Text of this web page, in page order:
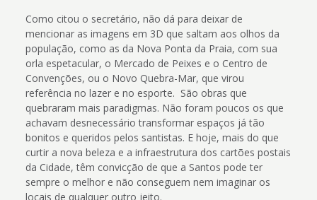
Como citou o secretário, não dá para deixar de
mencionar as imagens em 3D que saltam aos olhos da
população, como as da Nova Ponta da Praia, com sua
orla espetacular, o Mercado de Peixes e o Centro de
Convenções, ou o Novo Quebra-Mar, que virou
referência no lazer e no esporte. São obras que
quebraram mais paradigmas. Não foram poucos os que
achavam desnecessário transformar espaços já tão
bonitos e queridos pelos santistas. E hoje, mais do que
curtir a nova beleza e a infraestrutura dos cartões postais
da Cidade, têm convicção de que a Santos pode ter
sempre o melhor e não conseguem nem imaginar os
locais de qualquer outro jeito.